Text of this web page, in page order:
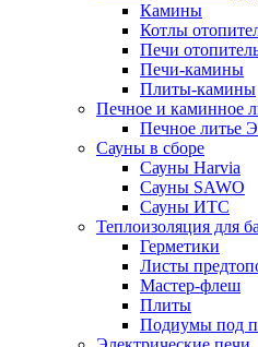
Камины
Котлы
Печи
Печи-камины
Плиты-камины
Печное и каминное
Печное литье
Сауны в сборе
Cауны Harvia
Сауны SAWO
Сауны ИТС
Теплоизоляция для
Герметики
Листы
Мастер-флеш
Плиты
Подиумы под